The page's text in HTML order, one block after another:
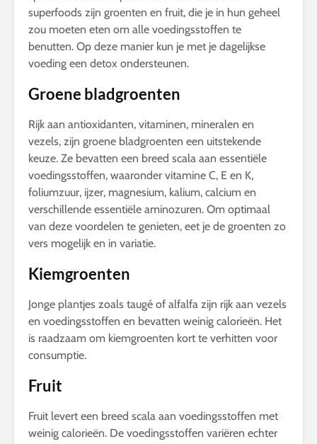
superfoods zijn groenten en fruit, die je in hun geheel
zou moeten eten om alle voedingsstoffen te
benutten. Op deze manier kun je met je dagelijkse
voeding een detox ondersteunen.
Groene bladgroenten
Rijk aan antioxidanten, vitaminen, mineralen en
vezels, zijn groene bladgroenten een uitstekende
keuze. Ze bevatten een breed scala aan essentiële
voedingsstoffen, waaronder vitamine C, E en K,
foliumzuur, ijzer, magnesium, kalium, calcium en
verschillende essentiële aminozuren. Om optimaal
van deze voordelen te genieten, eet je de groenten zo
vers mogelijk en in variatie.
Kiemgroenten
Jonge plantjes zoals taugé of alfalfa zijn rijk aan vezels
en voedingsstoffen en bevatten weinig calorieën. Het
is raadzaam om kiemgroenten kort te verhitten voor
consumptie.
Fruit
Fruit levert een breed scala aan voedingsstoffen met
weinig calorieën. De voedingsstoffen variëren echter